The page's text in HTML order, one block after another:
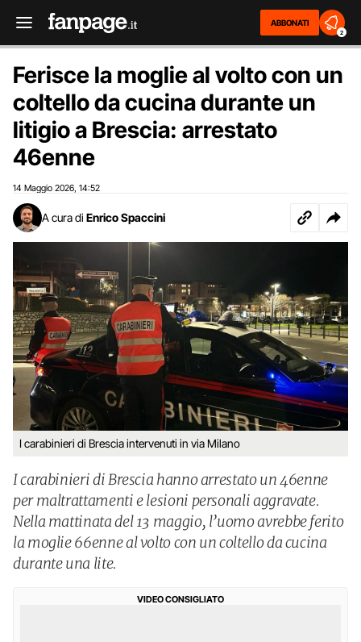
ABBONATI
2
Ferisce la moglie al volto con un
coltello da cucina durante un
litigio a Brescia: arrestato
46enne
14 Maggio 2026 14:52
A cura di Enrico Spaccini
I carabinieri di Brescia intervenuti in via Milano
I carabinieri di Brescia hanno arrestato un 46enne
per maltrattamenti e lesioni personali aggravate.
Nella mattinata del 13 maggio, l’uomo avrebbe ferito
la moglie 66enne al volto con un coltello da cucina
durante una lite.
VIDEO CONSIGLIATO